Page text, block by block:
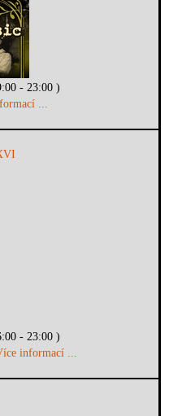
- 23:00 )
...
- 23:00 )
informací ...